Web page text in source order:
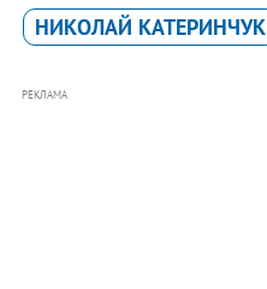
НИКОЛАЙ КАТЕРИНЧУК
РЕКЛАМА